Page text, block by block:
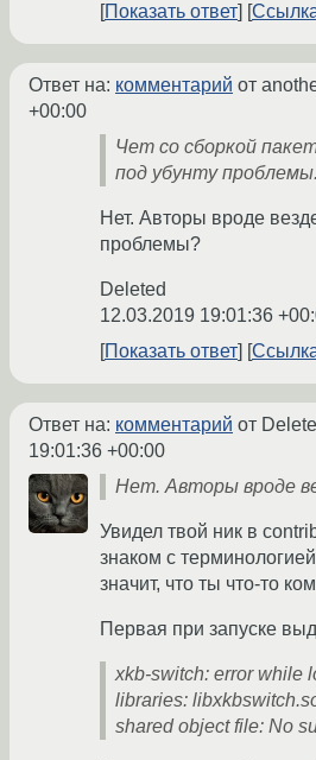
Показать ответ
Ответ на: комментарий от
+00:00
Чет со сборкой
под убунту проблемы.
Нет. Авторы вроде
проблемы?
Deleted
12.03.2019 19:01:36
Показать ответ
Ответ на: комментарий от
19:01:36 +00:00
Нет. Авторы вроде
Увидел твой ник в
знаком с
значит, что ты что-то
Первая при запуске
xkb-switch: error while
libraries:
shared object file: No